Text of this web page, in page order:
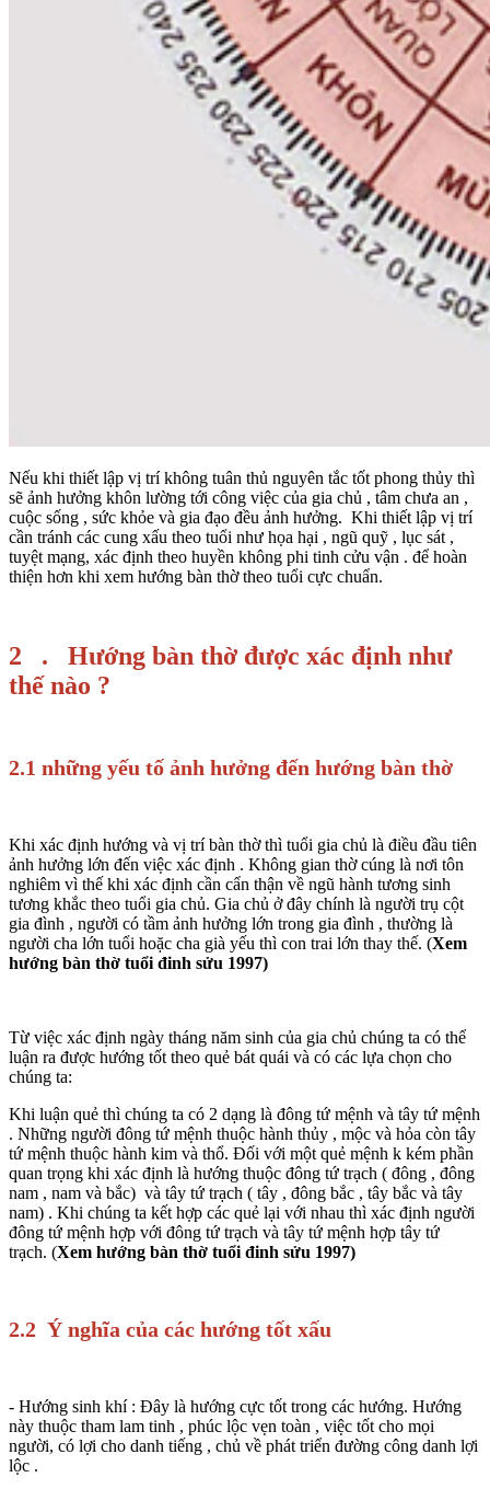
Nếu khi thiết lập vị trí không tuân thủ nguyên tắc tốt phong thủy thì
sẽ ảnh hưởng khôn lường tới công việc của gia chủ , tâm chưa an ,
cuộc sống , sức khỏe và gia đạo đều ảnh hưởng. Khi thiết lập vị trí
cần tránh các cung xấu theo tuổi như họa hại , ngũ quỹ , lục sát ,
tuyệt mạng, xác định theo huyền không phi tinh cửu vận . để hoàn
thiện hơn khi xem hướng bàn thờ theo tuổi cực chuẩn.
2 . Hướng bàn thờ được xác định như
thế nào ?
2.1 những yếu tố ảnh hưởng đến hướng bàn thờ
Khi xác định hướng và vị trí bàn thờ thì tuổi gia chủ là điều đầu tiên
ảnh hưởng lớn đến việc xác định . Không gian thờ cúng là nơi tôn
nghiêm vì thế khi xác định cần cẩn thận về ngũ hành tương sinh
tương khắc theo tuổi gia chủ. Gia chủ ở đây chính là người trụ cột
gia đình , người có tầm ảnh hưởng lớn trong gia đình , thường là
người cha lớn tuổi hoặc cha già yếu thì con trai lớn thay thế. (Xem
hướng bàn thờ tuổi đinh sửu 1997)
Từ việc xác định ngày tháng năm sinh của gia chủ chúng ta có thể
luận ra được hướng tốt theo quẻ bát quái và có các lựa chọn cho
chúng ta:
Khi luận quẻ thì chúng ta có 2 dạng là đông tứ mệnh và tây tứ mệnh
. Những người đông tứ mệnh thuộc hành thủy , mộc và hỏa còn tây
tứ mệnh thuộc hành kim và thổ. Đối với một quẻ mệnh k kém phần
quan trọng khi xác định là hướng thuộc đông tứ trạch ( đông , đông
nam , nam và bắc) và tây tứ trạch ( tây , đông bắc , tây bắc và tây
nam) . Khi chúng ta kết hợp các quẻ lại với nhau thì xác định người
đông tứ mệnh hợp với đông tứ trạch và tây tứ mệnh hợp tây tứ
trạch. (Xem hướng bàn thờ tuổi đinh sửu 1997)
2.2 Ý nghĩa của các hướng tốt xấu
- Hướng sinh khí : Đây là hướng cực tốt trong các hướng. Hướng
này thuộc tham lam tinh , phúc lộc vẹn toàn , việc tốt cho mọi
người, có lợi cho danh tiếng , chủ về phát triển đường công danh lợi
lộc .